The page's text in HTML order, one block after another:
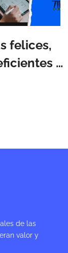
felices,
y
de
de las
valor y